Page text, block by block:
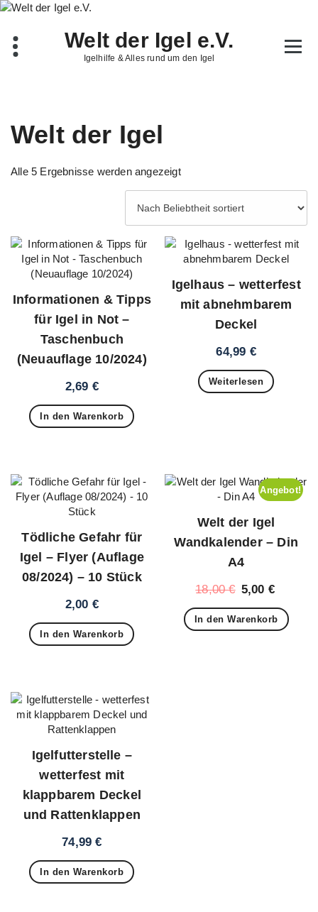
Zum
springen
Welt der Igel e.V.
Igelhilfe & Alles rund um den Igel
Welt der Igel
Alle 5 Ergebnisse werden angezeigtNach
sortiert
Informationen & Tipps
für Igel in Not –
Taschenbuch
(Neuauflage 10/2024)
2,69 €
In den Warenkorb
Igelhaus – wetterfest
mit abnehmbarem
Deckel
64,99 €
Weiterlesen
Tödliche Gefahr für
Igel – Flyer (Auflage
08/2024) – 10 Stück
2,00 €
In den Warenkorb
Angebot!
Welt der Igel
Wandkalender – Din
A4
18,00€
Preis
war:
5,00 €
Preis
ist:
In den Warenkorb
Igelfutterstelle –
wetterfest mit
klappbarem Deckel
und Rattenklappen
74,99€
In den Warenkorb